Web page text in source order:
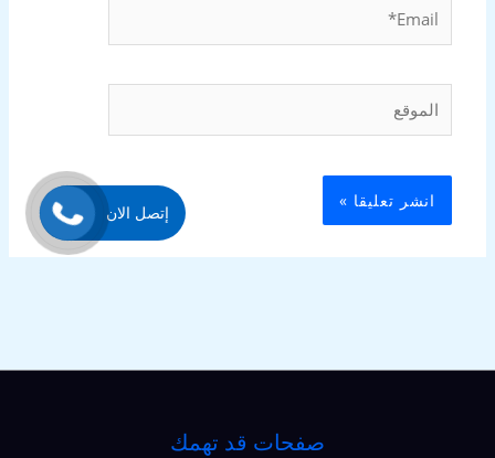
صفحات قد تهمك
إتصل الان